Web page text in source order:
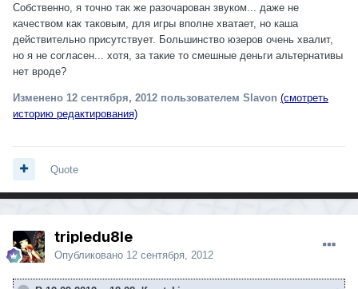
Собственно, я точно так же разочарован звуком... даже не
качеством как таковым, для игры вполне хватает, но каша
действительно присутствует. Большинство юзеров очень хвалит,
но я не согласен... хотя, за такие то смешные деньги альтернативы
нет вроде?
Изменено 12 сентября, 2012 пользователем Slavon (смотреть
историю редактирования)
Quote
tripledu8le
Опубликовано 12 сентября, 2012